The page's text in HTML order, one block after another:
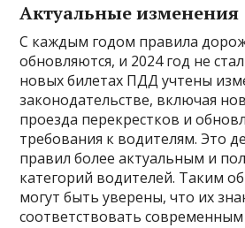
Актуальные изменения
С каждым годом правила
обновляются, и 2024 год не
новых билетах ПДД учтены
законодательстве, включая
проезда перекрестков и
требования к водителям. Это
правил более актуальным и
категорий водителей. Таким
могут быть уверены, что их
соответствовать